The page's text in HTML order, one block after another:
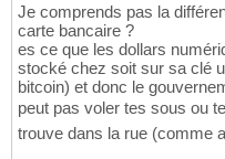
Je comprends pas la
carte bancaire ?
es ce que les dollars
stocké chez soit sur sa clé
bitcoin) et donc le
peut pas voler tes sous ou
trouve dans la rue (comme